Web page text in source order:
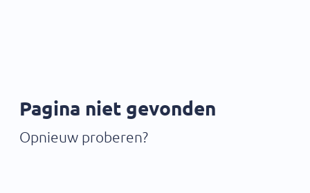
Pagina niet gevonden
Opnieuw proberen?